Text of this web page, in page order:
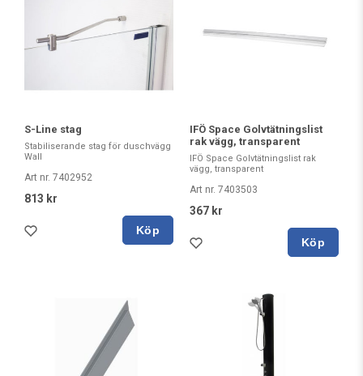
S-Line stag
Stabiliserande stag för duschvägg
Wall
Art nr. 7402952
813 kr
Köp
IFÖ Space Golvtätningslist
rak vägg, transparent
IFÖ Space Golvtätningslist rak
vägg, transparent
Art nr. 7403503
367 kr
Köp